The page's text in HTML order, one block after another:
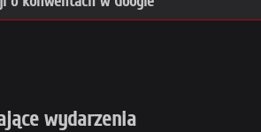
wydarzenia